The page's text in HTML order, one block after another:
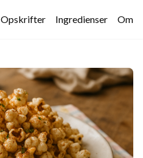
Opskrifter Ingredienser Om